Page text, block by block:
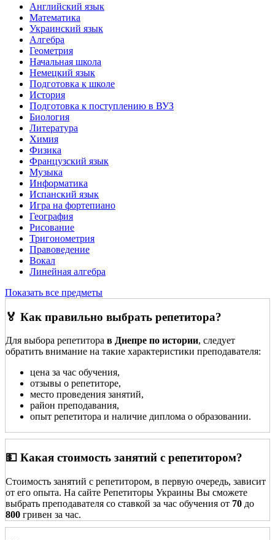
Английский язык
Математика
Украинский язык
Алгебра
Геометрия
Начальная школа
Немецкий язык
Подготовка к школе
История
Подготовка к поступлению в ВУЗ
Биология
Литература
Химия
Физика
Французский язык
Музыка
Информатика
Испанский язык
Игра на фортепиано
География
Рисование
Тригонометрия
Правоведение
Вокал
Линейная алгебра
Показать все предметы
🏅 Как правильно выбрать репетитора?
Для выбора репетитора в Днепре по истории, следует
обратить внимание на такие характеристики преподавателя:
цена за час обучения,
отзывы о репетиторе,
место проведения занятий,
район преподавания,
опыт репетитора и наличие диплома о образовании.
💵 Какая стоимость занятий с репетитором?
Стоимость занятий с репетитором, в первую очередь, зависит
от его опыта. На сайте Репетиторы Украины Вы сможете
выбрать преподавателя со ставкой за час обучения от 70 до
800 гривен за час.